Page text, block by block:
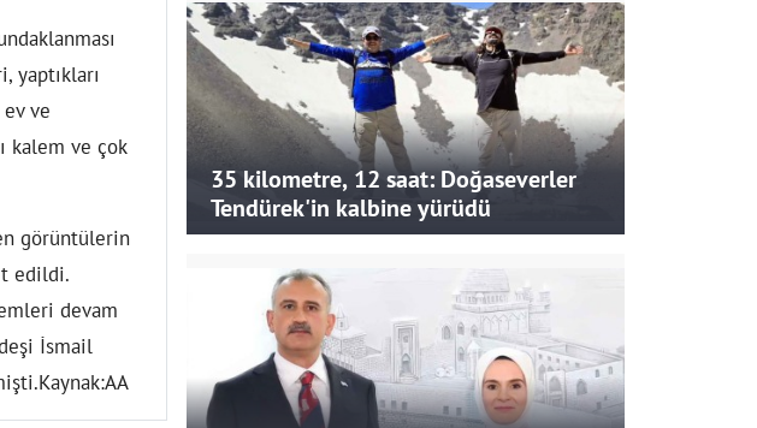
yaptıkları
ve
kalem ve çok
görüntülerin
edildi.
devam
İsmail
35 kilometre, 12 saat: Doğaseverler
Tendürek'in kalbine yürüdü